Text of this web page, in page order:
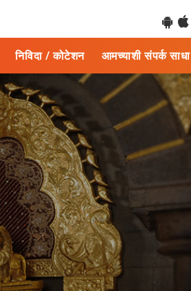
निविदा / कोटेशन आमच्याशी संपर्क साधा